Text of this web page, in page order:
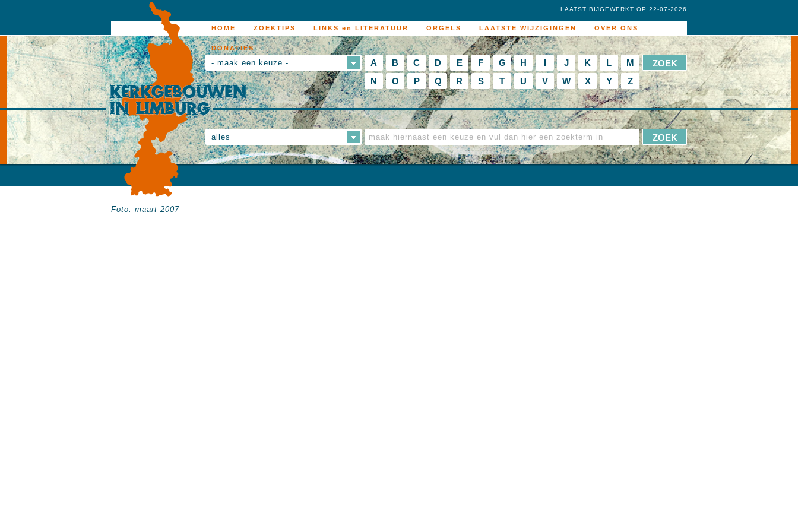
HOME ZOEKTIPS LINKS en LITERATUUR ORGELS LAATSTE WIJZIGINGEN OVER ONS
DONATIES
LAATST BIJGEWERKT OP 22-07-2026
- maak een keuze - A B C D E F G H I J K L
M
N
O P Q R S T U V W X Y Z
alles
Foto: maart 2007